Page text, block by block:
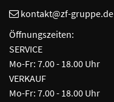
kontakt@zf-gruppe.de
Öffnungszeiten:
SERVICE
Mo-Fr: 7.00 - 18.00 Uhr
VERKAUF
Mo-Fr: 7.00 - 18.00 Uhr